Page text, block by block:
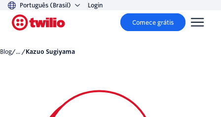
Português (Brasil) Login
Comece grátis
Blog/... / Kazuo Sugiyama